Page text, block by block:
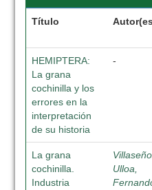
Título
HEMIPTERA:
La grana
cochinilla y los
errores en la
interpretación
de su historia
-
La grana
cochinilla.
Industria
Ulloa,